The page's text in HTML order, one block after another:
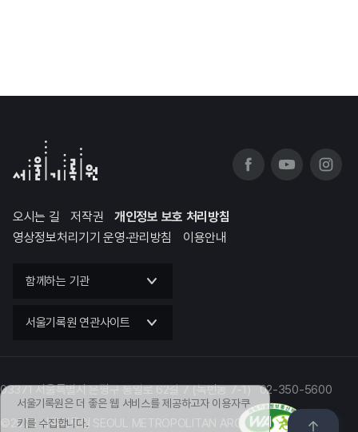
서울기록원은 더 좋은 웹 서비스를 제공하고자 이용자쿠
키를 수집합니다.
오시는 길 저작권
개인정보 보호 처리방침
영상정보처리기기 운영·관리방침
이용안내
함께하는 기관
서울기록원 연관사이트
03371 서울특별시 은평구 통일로 62길 7 (녹번동 7-1) 02-350-5600
©2023 서울기록원 SEOUL METROPOLITAN ARCHIVES